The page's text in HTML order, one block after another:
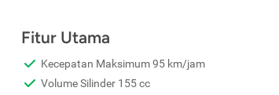
Fitur Utama
Kecepatan Maksimum 95 km/jam
Volume Silinder 155 cc